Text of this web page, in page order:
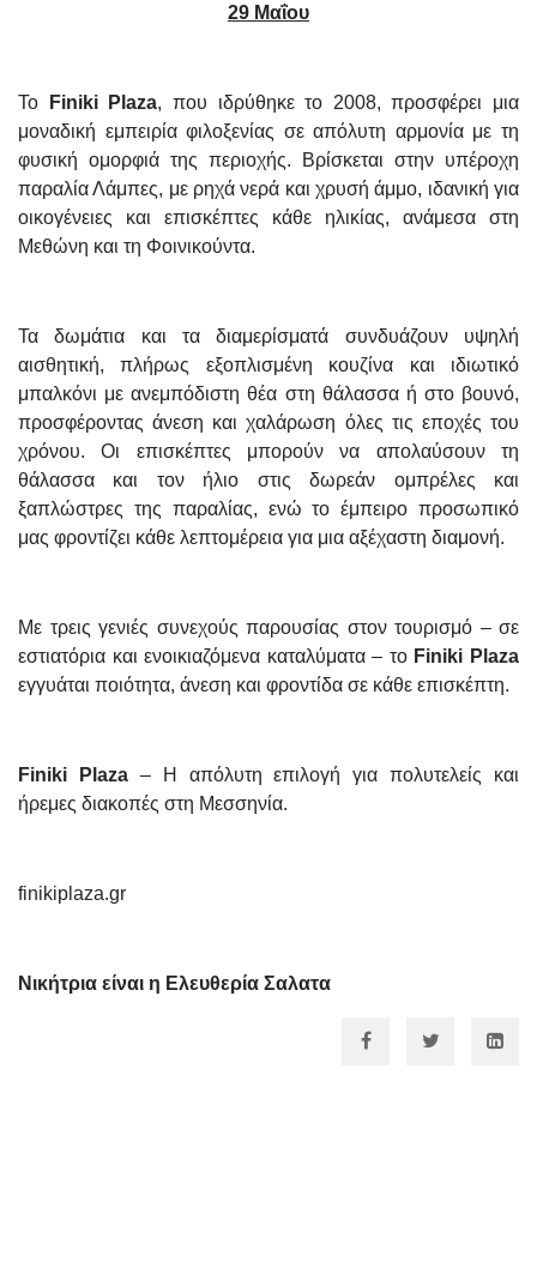
29 Μαΐου
Το Finiki Plaza, που ιδρύθηκε το 2008, προσφέρει μια
μοναδική εμπειρία φιλοξενίας σε απόλυτη αρμονία με τη
φυσική ομορφιά της περιοχής. Βρίσκεται στην υπέροχη
παραλία Λάμπες, με ρηχά νερά και χρυσή άμμο, ιδανική για
οικογένειες και επισκέπτες κάθε ηλικίας, ανάμεσα στη
Μεθώνη και τη Φοινικούντα.
Τα δωμάτια και τα διαμερίσματά συνδυάζουν υψηλή
αισθητική, πλήρως εξοπλισμένη κουζίνα και ιδιωτικό
μπαλκόνι με ανεμπόδιστη θέα στη θάλασσα ή στο βουνό,
προσφέροντας άνεση και χαλάρωση όλες τις εποχές του
χρόνου. Οι επισκέπτες μπορούν να απολαύσουν τη
θάλασσα και τον ήλιο στις δωρεάν ομπρέλες και
ξαπλώστρες της παραλίας, ενώ το έμπειρο προσωπικό
μας φροντίζει κάθε λεπτομέρεια για μια αξέχαστη διαμονή.
Με τρεις γενιές συνεχούς παρουσίας στον τουρισμό – σε
εστιατόρια και ενοικιαζόμενα καταλύματα – το Finiki Plaza
εγγυάται ποιότητα, άνεση και φροντίδα σε κάθε επισκέπτη.
Finiki Plaza– Η απόλυτη επιλογή για πολυτελείς και
ήρεμες διακοπές στη Μεσσηνία.
finikiplaza.gr
Νικήτρια είναι η Ελευθερία Σαλατα